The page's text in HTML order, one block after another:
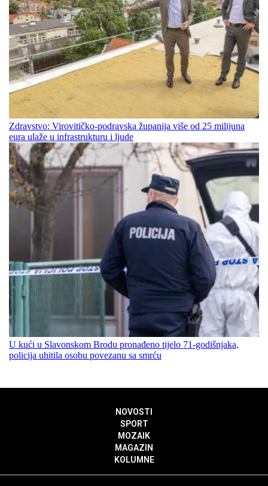
Zdravstvo: Virovitičko-podravska županija više od 25 milijuna
eura ulaže u infrastrukturu i ljude
U kući u Slavonskom Brodu pronađeno tijelo 71-godišnjaka,
policija uhitila osobu povezanu sa smrću
NOVOSTI
SPORT
MOZAIK
MAGAZIN
KOLUMNE